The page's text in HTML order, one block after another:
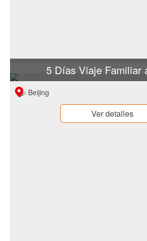
5 Días Viaje Familiar
Beijing
Ver detalles